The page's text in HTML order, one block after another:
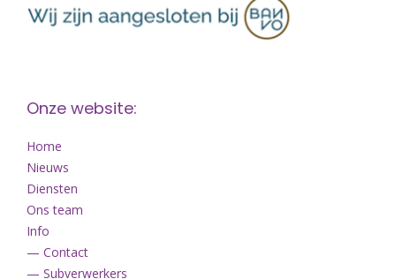
Onze website:
Home
Nieuws
Diensten
Ons team
Info
— Contact
— Subverwerkers